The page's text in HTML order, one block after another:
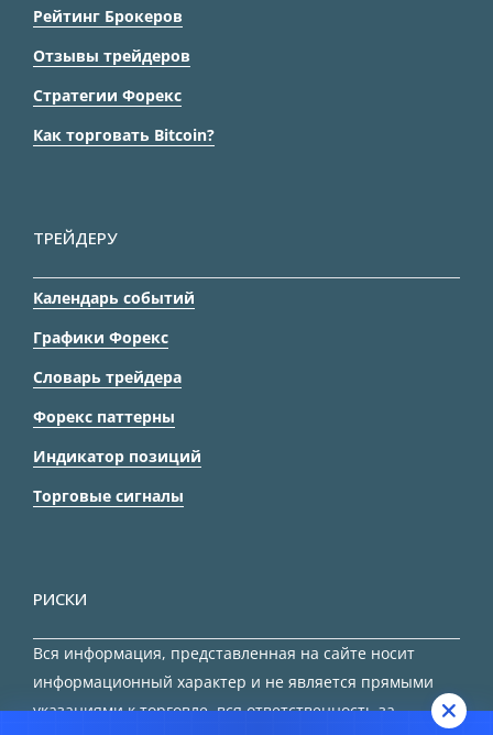
Рейтинг Брокеров
Отзывы трейдеров
Стратегии Форекс
Как торговать Bitcoin?
ТРЕЙДЕРУ
Календарь событий
Графики Форекс
Словарь трейдера
Форекс паттерны
Индикатор позиций
Торговые сигналы
РИСКИ
Вся информация, представленная на сайте носит
информационный характер и не является прямыми
указаниями к торговле, вся ответственность за